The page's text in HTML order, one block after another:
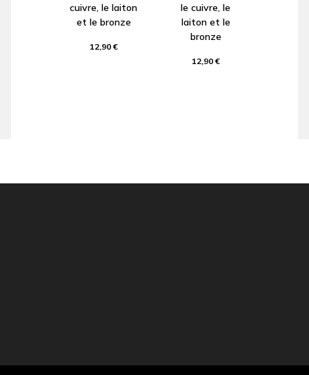
cuivre, le laiton
et le bronze
12,90 €
le cuivre, le
laiton et le
bronze
12,90 €